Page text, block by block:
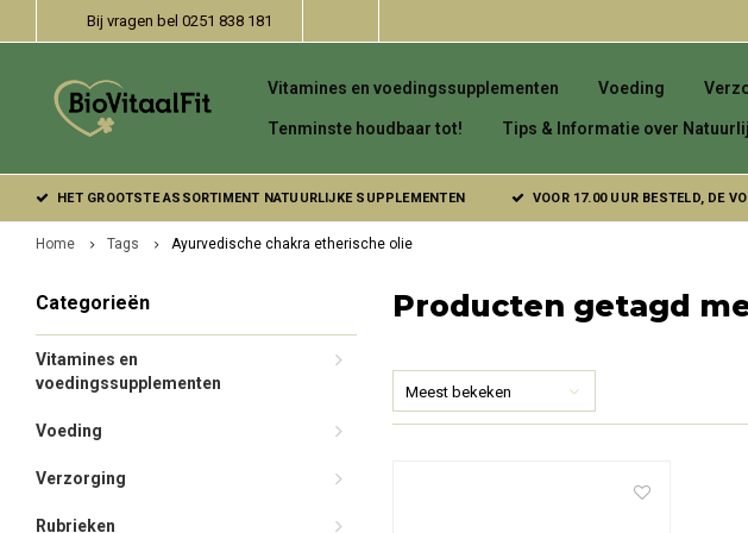
Bij vragen bel 0251 838 181
Vitamines en voedingssupplementen Voeding
Tenminste houdbaar tot! Tips & Informatie over
HET GROOTSTE ASSORTIMENT NATUURLIJKE SUPPLEMENTEN VOOR 17.00 UUR BESTELD, DE
Home Tags Ayurvedische chakra etherische olie
Categorieën
Vitamines en
voedingssupplementen
Voeding
Verzorging
Rubrieken
Producten getagd
Meest bekeken